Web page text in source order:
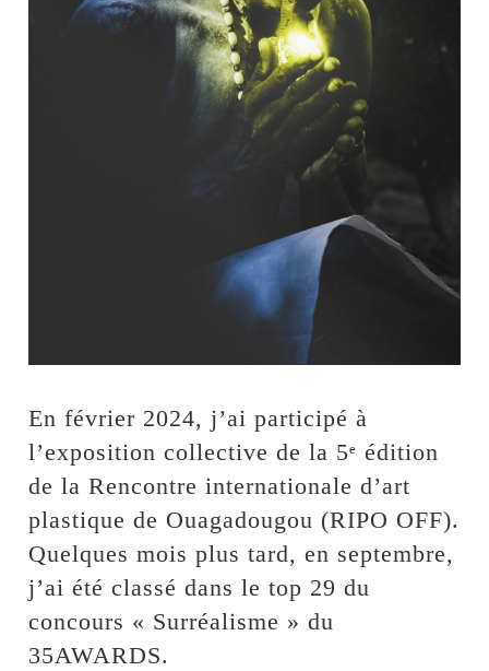
En février 2024, j’ai participé à
l’exposition collective de la 5ᵉ édition
de la Rencontre internationale d’art
plastique de Ouagadougou (RIPO OFF).
Quelques mois plus tard, en septembre,
j’ai été classé dans le top 29 du
concours « Surréalisme » du
35AWARDS.